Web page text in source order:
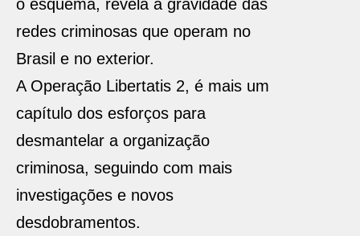
o esquema, revela a gravidade das
redes criminosas que operam no
Brasil e no exterior.
A Operação Libertatis 2, é mais um
capítulo dos esforços para
desmantelar a organização
criminosa, seguindo com mais
investigações e novos
desdobramentos.